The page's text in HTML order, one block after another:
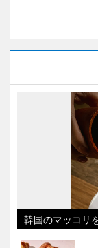
韓国のマッコリ